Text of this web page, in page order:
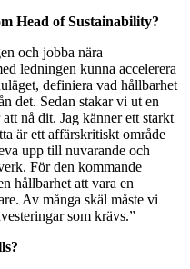
Head of Sustainability?
och jobba nära
ledningen kunna accelerera
definiera vad hållbarhet
det. Sedan stakar vi ut en
nå dit. Jag känner ett starkt
är ett affärskritiskt område
upp till nuvarande och
För den kommande
hållbarhet att vara en
Av många skäl måste vi
som krävs.”